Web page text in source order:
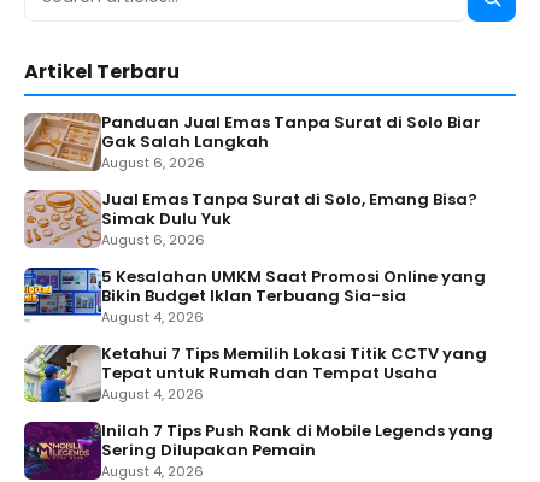
Search
Artikel Terbaru
Panduan Jual Emas Tanpa Surat di Solo Biar
Gak Salah Langkah
August 6, 2026
Jual Emas Tanpa Surat di Solo, Emang Bisa?
Simak Dulu Yuk
August 6, 2026
5 Kesalahan UMKM Saat Promosi Online yang
Bikin Budget Iklan Terbuang Sia-sia
August 4, 2026
Ketahui 7 Tips Memilih Lokasi Titik CCTV yang
Tepat untuk Rumah dan Tempat Usaha
August 4, 2026
Inilah 7 Tips Push Rank di Mobile Legends yang
Sering Dilupakan Pemain
August 4, 2026